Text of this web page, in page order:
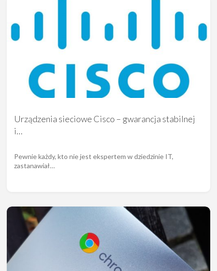
Urządzenia sieciowe Cisco – gwarancja stabilnej
i…
Pewnie każdy, kto nie jest ekspertem w dziedzinie IT,
zastanawiał…